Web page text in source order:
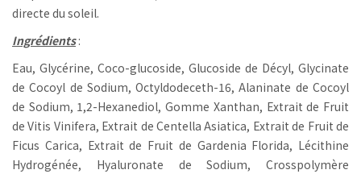
directe du soleil.
Ingrédients:
Eau, Glycérine, Coco-glucoside, Glucoside de Décyl, Glycinate
de Cocoyl de Sodium, Octyldodeceth-16, Alaninate de Cocoyl
de Sodium, 1,2-Hexanediol, Gomme Xanthan, Extrait de Fruit
de Vitis Vinifera, Extrait de Centella Asiatica, Extrait de Fruit de
Ficus Carica, Extrait de Fruit de Gardenia Florida, Lécithine
Hydrogénée, Hyaluronate de Sodium, Crosspolymère